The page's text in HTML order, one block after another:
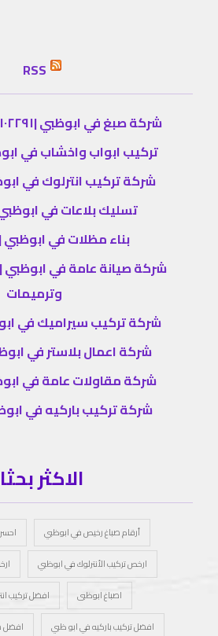
RSS
شركة صبغ في ابوظبي |٠٥٦٦١٠٢٢٩١| صباغ رخيص
تركيب ابواب واخشاب في ابوظبي
شركة تركيب انترلوك في ابوظبي
تسليك بلاعات في ابوظبي
بناء مظلات في ابوظبي |٠٥٦٦١٠٢٢٩١
وترميمات
شركة تركيب سيراميك في ابوظبي
شركة اعمال بلاستر في ابوظبي
شركة مقاولات عامة في ابوظبي
شركة تركيب باركيه في ابوظبي
الاكثر بحثا
أرقام صباغ رخيص في ابوظبي
ارخص تركيب الأنترلوك في ابوظبي
اصباغ ابوظبى
افضل تركيب
افضل تركيب باركيه في ابو ظبي
افضل